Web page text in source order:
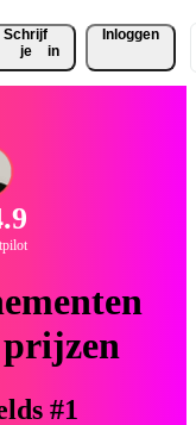
Schrijf
je
in
Inloggen
prijzen
#1